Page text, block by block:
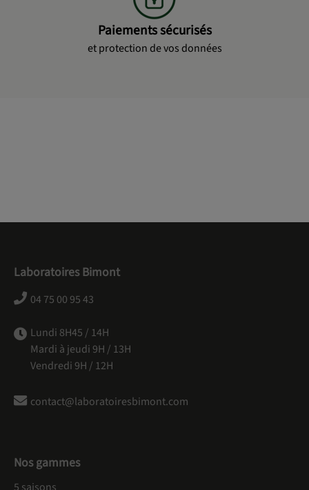
Paiements sécurisés
et protection de vos données
Laboratoires Bimont
04 75 00 95 43
Lundi 8H45 / 14H
Mardi à jeudi 9H / 13H
Vendredi 9H / 12H
contact@laboratoiresbimont.com
Nos gammes